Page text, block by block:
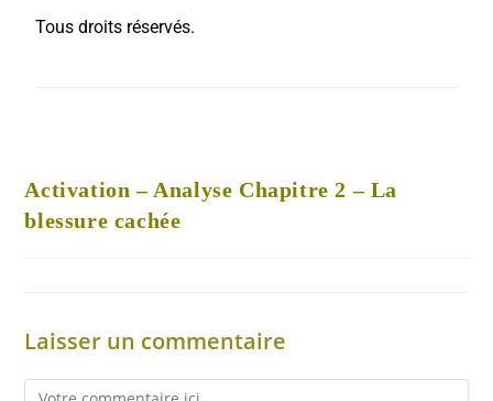
Tous droits réservés.
Activation – Analyse Chapitre 2 – La
blessure cachée
Laisser un commentaire